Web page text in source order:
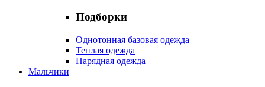
Подборки
Однотонная базовая одежда
Теплая одежда
Нарядная одежда
Мальчики